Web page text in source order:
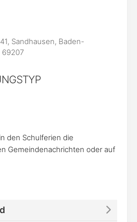
Sandhausen, Baden-
den Schulferien die
Gemeindenachrichten oder auf